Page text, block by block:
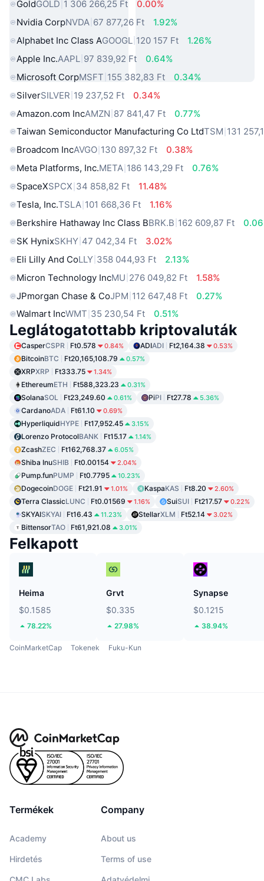
GoldGOLD 1 306 266,25 Ft
0.00%
Nvidia CorpNVDA 67 877,26 Ft
1.92%
Alphabet Inc Class AGOOGL 120 157 Ft
1.26%
Apple Inc.AAPL 97 839,92 Ft
0.64%
Microsoft CorpMSFT 155 382,83 Ft
0.34%
SilverSILVER 19 237,52 Ft
0.34%
Amazon.com IncAMZN 87 841,47 Ft
0.77%
Taiwan Semiconductor Manufacturing Co LtdTSM 131
Broadcom IncAVGO 130 897,32 Ft
0.38%
Meta Platforms, Inc.META 186 143,29 Ft
0.76%
SpaceXSPCX 34 858,82 Ft
11.48%
Tesla, Inc.TSLA 101 668,36 Ft
1.16%
Berkshire Hathaway Inc Class BBRK.B 162 609,87 Ft
SK HynixSKHY 47 042,34 Ft
3.02%
Eli Lilly And CoLLY 358 044,93 Ft
2.13%
Micron Technology IncMU 276 049,82 Ft
1.58%
JPmorgan Chase & CoJPM 112 647,48 Ft
0.27%
Walmart IncWMT 35 230,54 Ft 0.51%
Leglátogatottabb kriptovaluták
CasperCSPR Ft0.578 0.84% ADIADI Ft2,164.38 0.53%
BitcoinBTC Ft20,165,108.79 0.57%
XRPXRP Ft333.75 1.34%
EthereumETH Ft588,323.23 0.31%
SolanaSOL Ft23,249.60 0.61% PiPI Ft27.78 5.36%
CardanoADA Ft61.10 0.69%
HyperliquidHYPE Ft17,952.45 3.15%
Lorenzo ProtocolBANK Ft15.17 1.14%
ZcashZEC Ft162,768.37 6.05%
Shiba InuSHIB Ft0.00154 2.04%
Pump.funPUMP Ft0.7795 10.23%
DogecoinDOGE Ft21.91 1.01% KaspaKAS Ft8.20 2.60%
Terra ClassicLUNC Ft0.01569 1.16% SuiSUI Ft217.57 0.22%
SKYAISKYAI Ft16.43 11.23% StellarXLM Ft52.14 3.02%
BittensorTAO Ft61,921.08 3.01%
Felkapott
Heima
$0.1585
78.22%
Grvt
$0.335
27.98%
Synapse
$0.1215
38.94%
CoinMarketCap Tokenek Fuku-Kun
Termékek
Academy
Hirdetés
Company
About us
Terms of use